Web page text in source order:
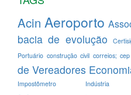
Acin Aeroporto
bacia de evolução
Portuário construção civil correios; cep
de Vereadores
Impostômetro Indústria